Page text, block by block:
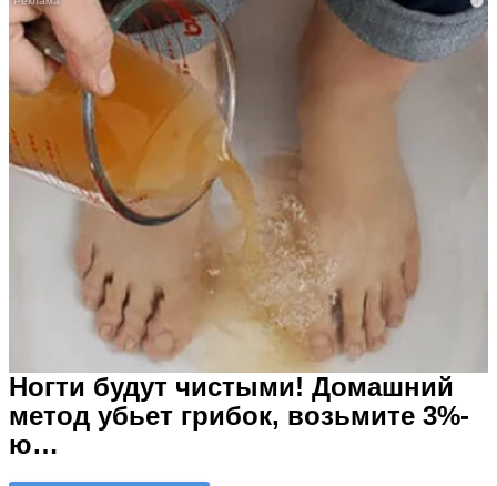
Ногти будут чистыми! Домашний
метод убьет грибок, возьмите 3%-
ю…